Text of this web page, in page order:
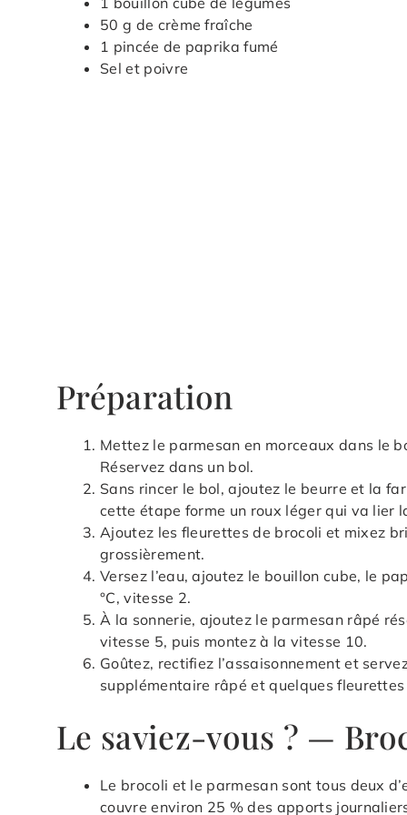
50 g de crème fraîche
1 pincée de paprika fumé
Sel et poivre
Préparation
Mettez le parmesan en morceaux dans le
Réservez dans un bol.
Sans rincer le bol, ajoutez le beurre et la
cette étape forme un roux léger qui va lier
Ajoutez les fleurettes de brocoli et mixez
grossièrement.
Versez l’eau, ajoutez le bouillon cube, le
°C, vitesse 2.
À la sonnerie, ajoutez le parmesan râpé
vitesse 5, puis montez à la vitesse 10.
Goûtez, rectifiez l’assaisonnement et
supplémentaire râpé et quelques
Le saviez-vous ? —
Le brocoli et le parmesan sont tous deux
couvre environ 25 % des apports